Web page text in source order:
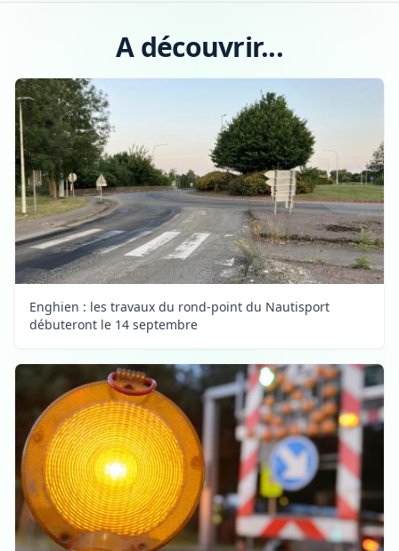
A découvrir...
Enghien : les travaux du rond-point du Nautisport
débuteront le 14 septembre